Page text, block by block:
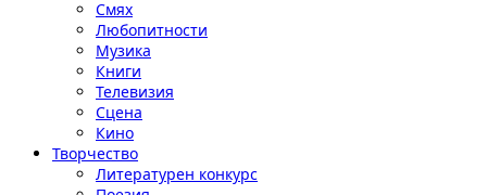
Смях
Любопитности
Музика
Книги
Телевизия
Сцена
Кино
Творчество
Литературен конкурс